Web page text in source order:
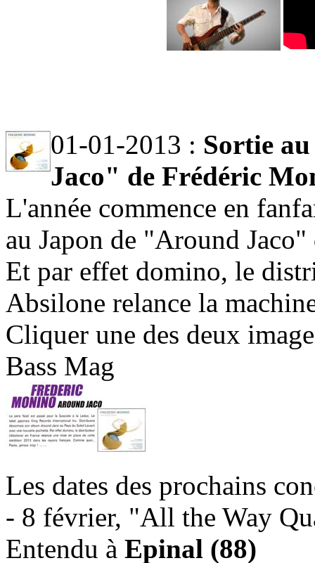
01-01-2013 : Sortie
Jaco" de Frédéric
L'année commence en
au Japon de "Around
Et par effet domino, le
Absilone relance la
Cliquer une des deux
Bass Mag
Les dates des prochains
- 8 février, "All the Way
Entendu à Epinal (88)